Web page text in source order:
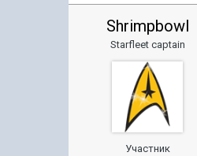
Shrimpbowl
Starfleet captain
Участник